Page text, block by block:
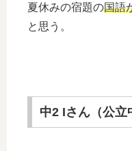
夏休みの宿題の国語
と思う。
中2 Iさん（公立